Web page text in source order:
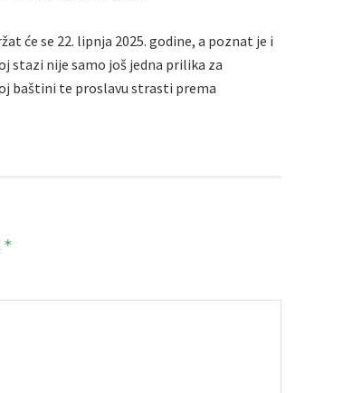
će se 22. lipnja 2025. godine, a poznat je i
stazi nije samo još jedna prilika za
baštini te proslavu strasti prema
*